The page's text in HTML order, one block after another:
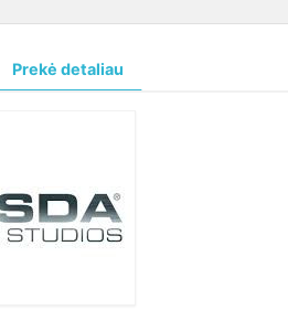
Prekė detaliau